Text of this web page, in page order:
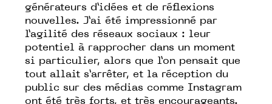
générateurs d’idées et de réflexions
nouvelles. J’ai été impressionné par
l’agilité des réseaux sociaux : leur
potentiel à rapprocher dans un moment
si particulier, alors que l’on pensait que
tout allait s’arrêter, et la réception du
public sur des médias comme Instagram
ont été très forts, et très encourageants.